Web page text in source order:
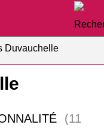
Duvauchelle
(11